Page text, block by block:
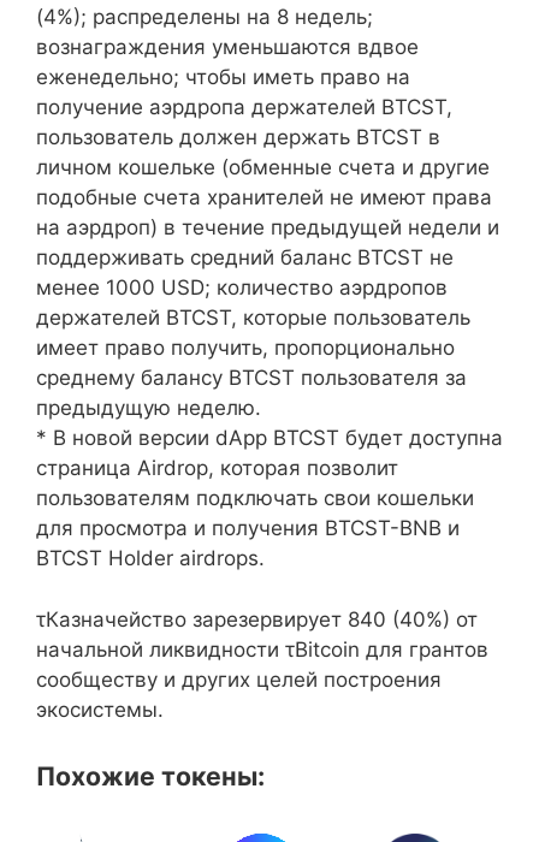
(4%); распределены на 8 недель;
вознаграждения уменьшаются вдвое
еженедельно; чтобы иметь право на
получение аэрдропа держателей BTCST,
пользователь должен держать BTCST в
личном кошельке (обменные счета и другие
подобные счета хранителей не имеют права
на аэрдроп) в течение предыдущей недели и
поддерживать средний баланс BTCST не
менее 1000 USD; количество аэрдропов
держателей BTCST, которые пользователь
имеет право получить, пропорционально
среднему балансу BTCST пользователя за
предыдущую неделю.
* В новой версии dApp BTCST будет доступна
страница Airdrop, которая позволит
пользователям подключать свои кошельки
для просмотра и получения BTCST-BNB и
BTCST Holder airdrops.
τКазначейство зарезервирует 840 (40%) от
начальной ликвидности τBitcoin для грантов
сообществу и других целей построения
экосистемы.
Похожие токены: